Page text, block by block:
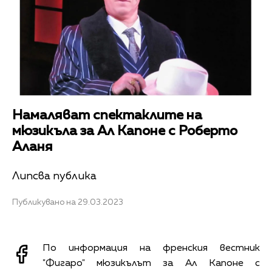
Намаляват спектаклите на
мюзикъла за Ал Капоне с Роберто
Аланя
Липсва публика
Публикувано на 29.03.2023
По информация на френския вестник
"Фигаро" мюзикълът за Ал Капоне с